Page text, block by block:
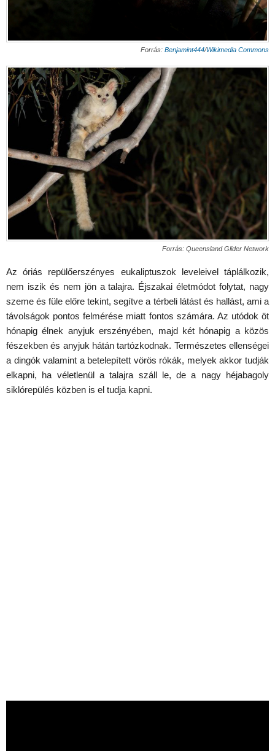
Forrás: Benjamint444/Wikimedia Commons
Forrás: Queensland Glider Network
Az óriás repülőerszényes eukaliptuszok leveleivel táplálkozik,
nem iszik és nem jön a talajra. Éjszakai életmódot folytat, nagy
szeme és füle előre tekint, segítve a térbeli látást és hallást, ami a
távolságok pontos felmérése miatt fontos számára. Az utódok öt
hónapig élnek anyjuk erszényében, majd két hónapig a közös
fészekben és anyjuk hátán tartózkodnak. Természetes ellenségei
a dingók valamint a betelepített vörös rókák, melyek akkor tudják
elkapni, ha véletlenül a talajra száll le, de a nagy héjabagoly
siklórepülés közben is el tudja kapni.